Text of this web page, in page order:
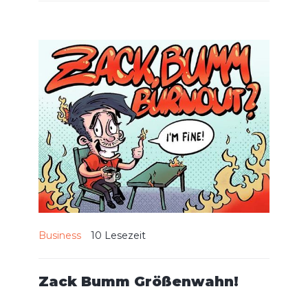
Business 10 Lesezeit
Zack Bumm Größenwahn!